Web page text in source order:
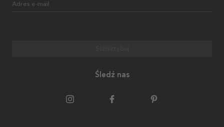
Adres e-mail
Śledź nas